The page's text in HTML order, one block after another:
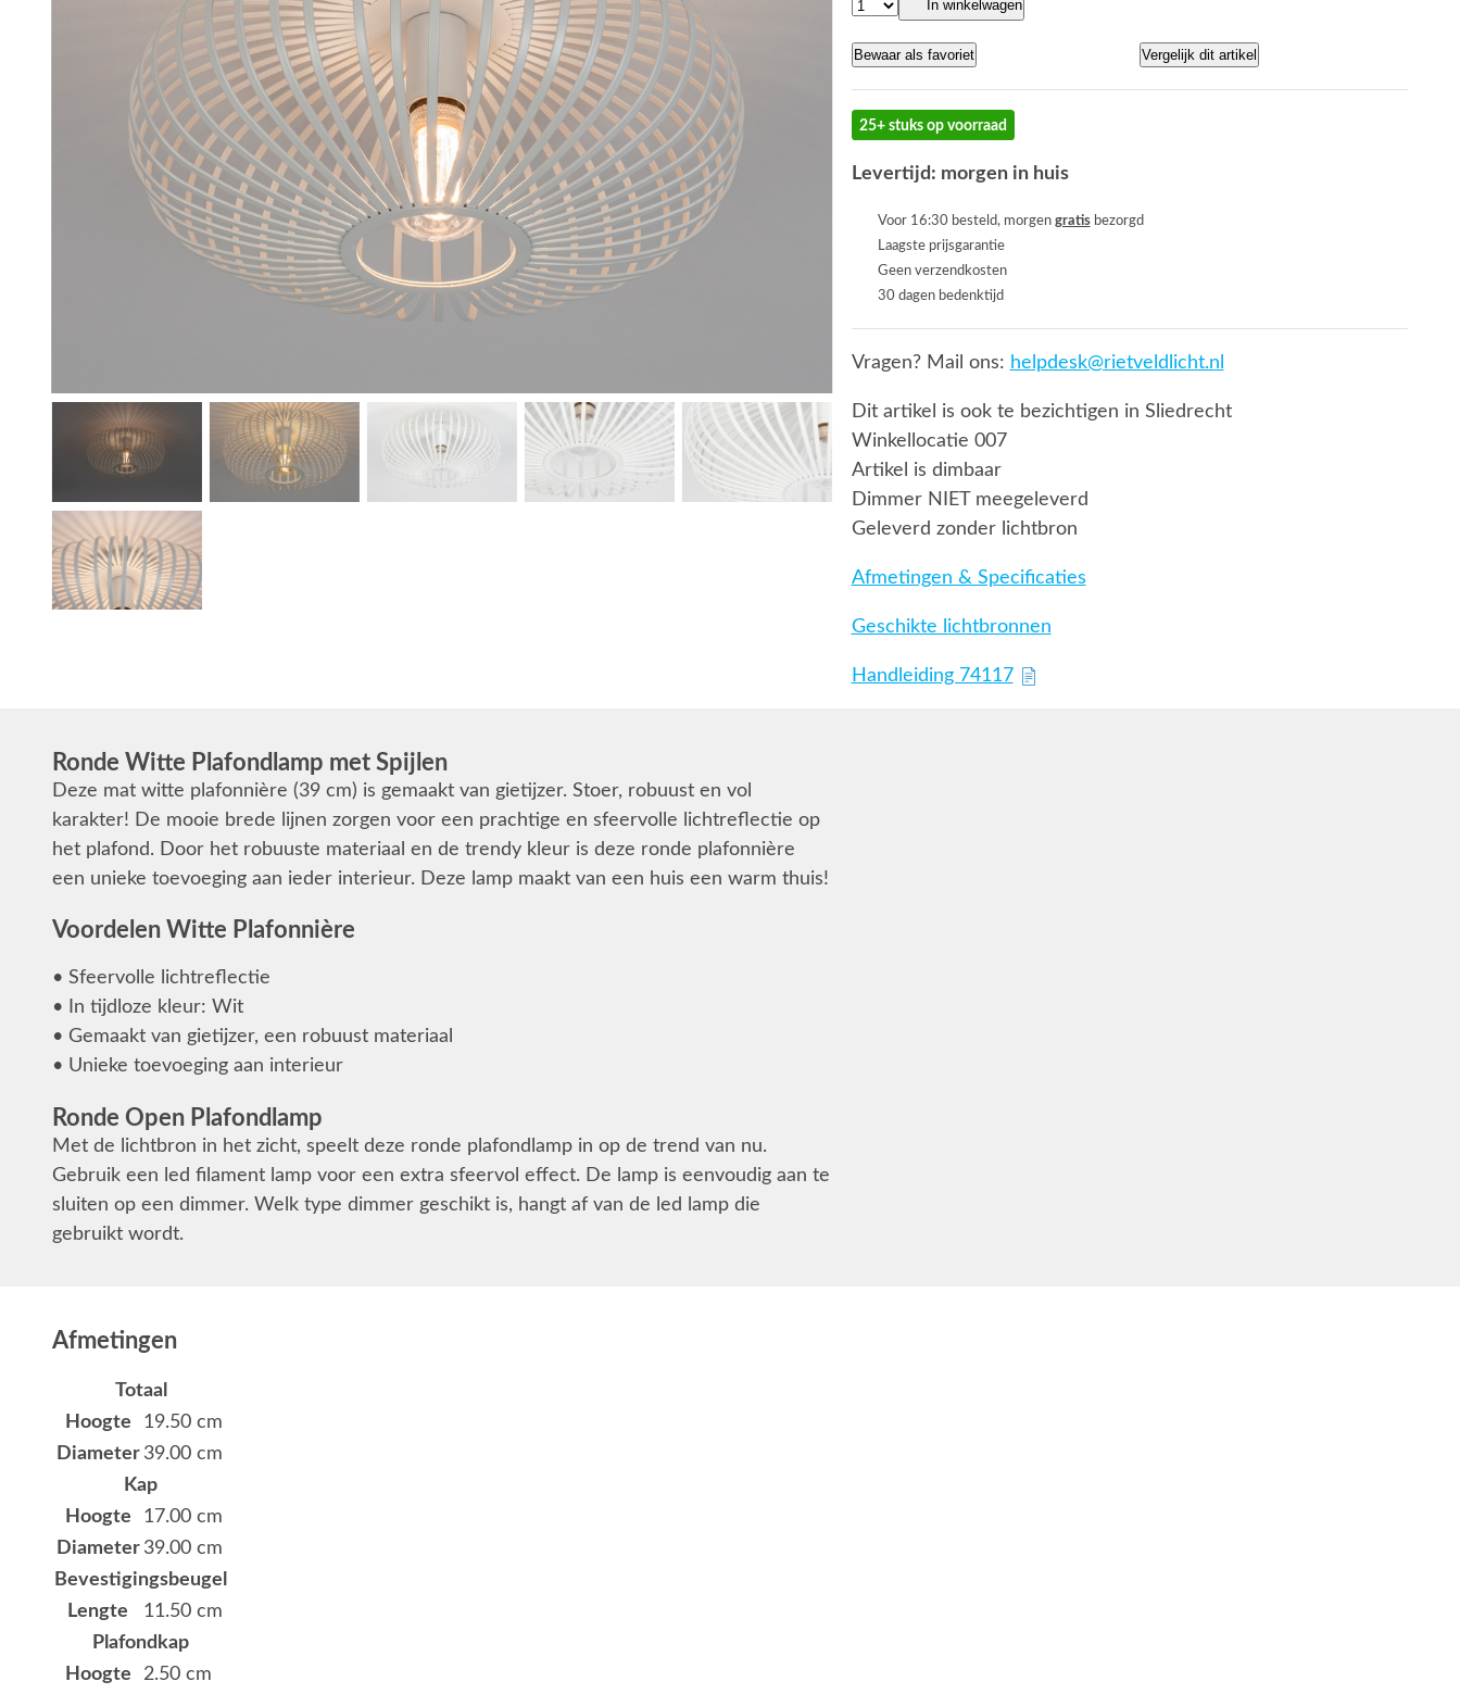
In winkelwagen
Bewaar als favoriet Vergelijk dit artikel
25+ stuks op voorraad
Levertijd: morgen in huis
Voor 16:30 besteld, morgen gratisbezorgd
Laagste prijsgarantie
Geen verzendkosten
30 dagen bedenktijd
Vragen? Mail ons: helpdesk@rietveldlicht.nl
Dit artikel is ook te bezichtigen in Sliedrecht
Winkellocatie 007
Artikel is dimbaar
Dimmer NIET meegeleverd
Geleverd zonder lichtbron
Afmetingen & Specificaties
Geschikte lichtbronnen
Handleiding 74117
Ronde Witte Plafondlamp met Spijlen
Deze mat witte plafonnière (39 cm) is gemaakt van gietijzer. Stoer, robuust en vol
karakter! De mooie brede lijnen zorgen voor een prachtige en sfeervolle lichtreflectie op
het plafond. Door het robuuste materiaal en de trendy kleur is deze ronde plafonnière
een unieke toevoeging aan ieder interieur. Deze lamp maakt van een huis een warm thuis!
Voordelen Witte Plafonnière
• Sfeervolle lichtreflectie
• In tijdloze kleur: Wit
• Gemaakt van gietijzer, een robuust materiaal
• Unieke toevoeging aan interieur
Ronde Open Plafondlamp
Met de lichtbron in het zicht, speelt deze ronde plafondlamp in op de trend van nu.
Gebruik een led filament lamp voor een extra sfeervol effect. De lamp is eenvoudig aan te
sluiten op een dimmer. Welk type dimmer geschikt is, hangt af van de led lamp die
gebruikt wordt.
Afmetingen
Totaal
Hoogte
19.50 cm
Diameter 39.00 cm
Kap
Hoogte
17.00 cm
Diameter 39.00 cm
Bevestigingsbeugel
Lengte
11.50 cm
Plafondkap
Hoogte
2.50 cm